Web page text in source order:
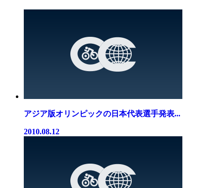
アジア版オリンピックの日本代表選手発表...
2010.08.12